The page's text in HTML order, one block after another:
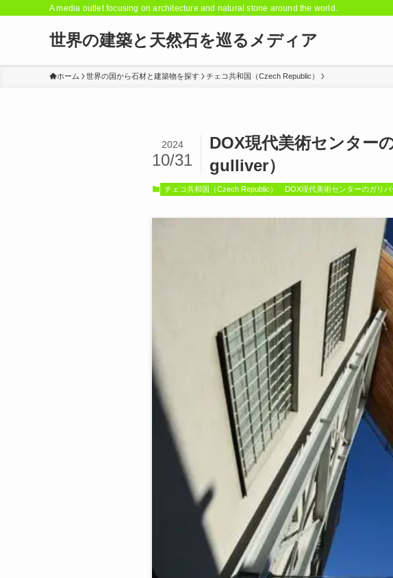
A media outlet focusing on architecture and natural stone around the world.
世界の建築と天然石を巡るメディア
ホーム 世界の国から石材と建築物を探す チェコ共和国（Czech Republic）
DOX現代美術センター
gulliver）
2024
10/31
チェコ共和国（Czech Republic） DOX現代美術センターのガリバ